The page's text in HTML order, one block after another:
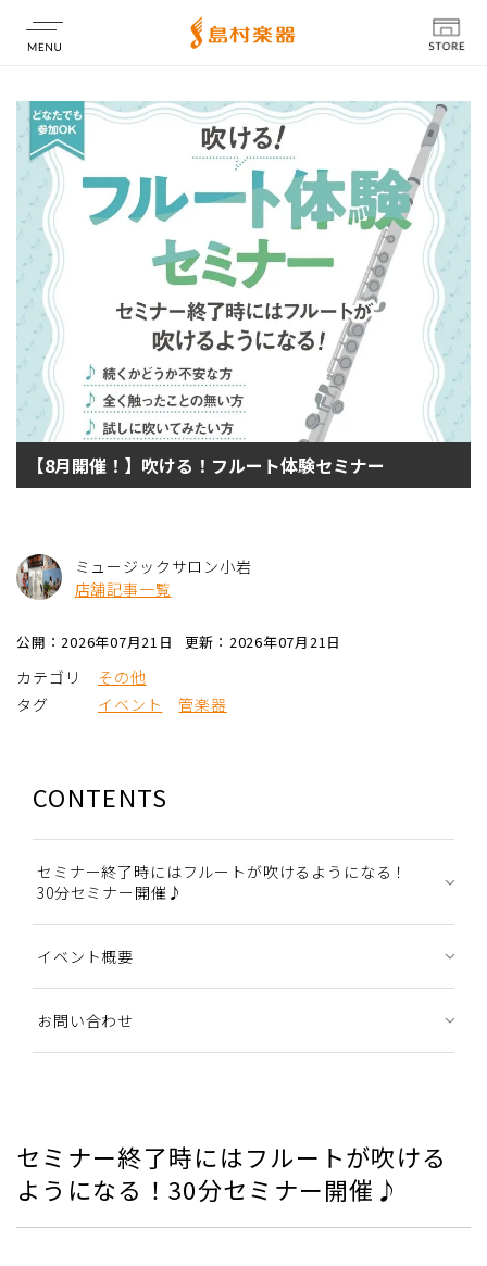
店舗情報
【8月開催！】吹ける！フルート体験セミナー
ミュージックサロン小岩
店舗記事一覧
公開：2026年07月21日 更新：2026年07月21日
カテゴリ
その他
タグ
イベント 管楽器
CONTENTS
セミナー終了時にはフルートが吹けるようになる！
30分セミナー開催♪
イベント概要
お問い合わせ
セミナー終了時にはフルートが吹ける
ようになる！30分セミナー開催♪